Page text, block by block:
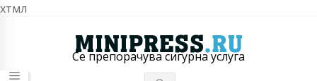
хтмл
Се препорачува сигурна услуга